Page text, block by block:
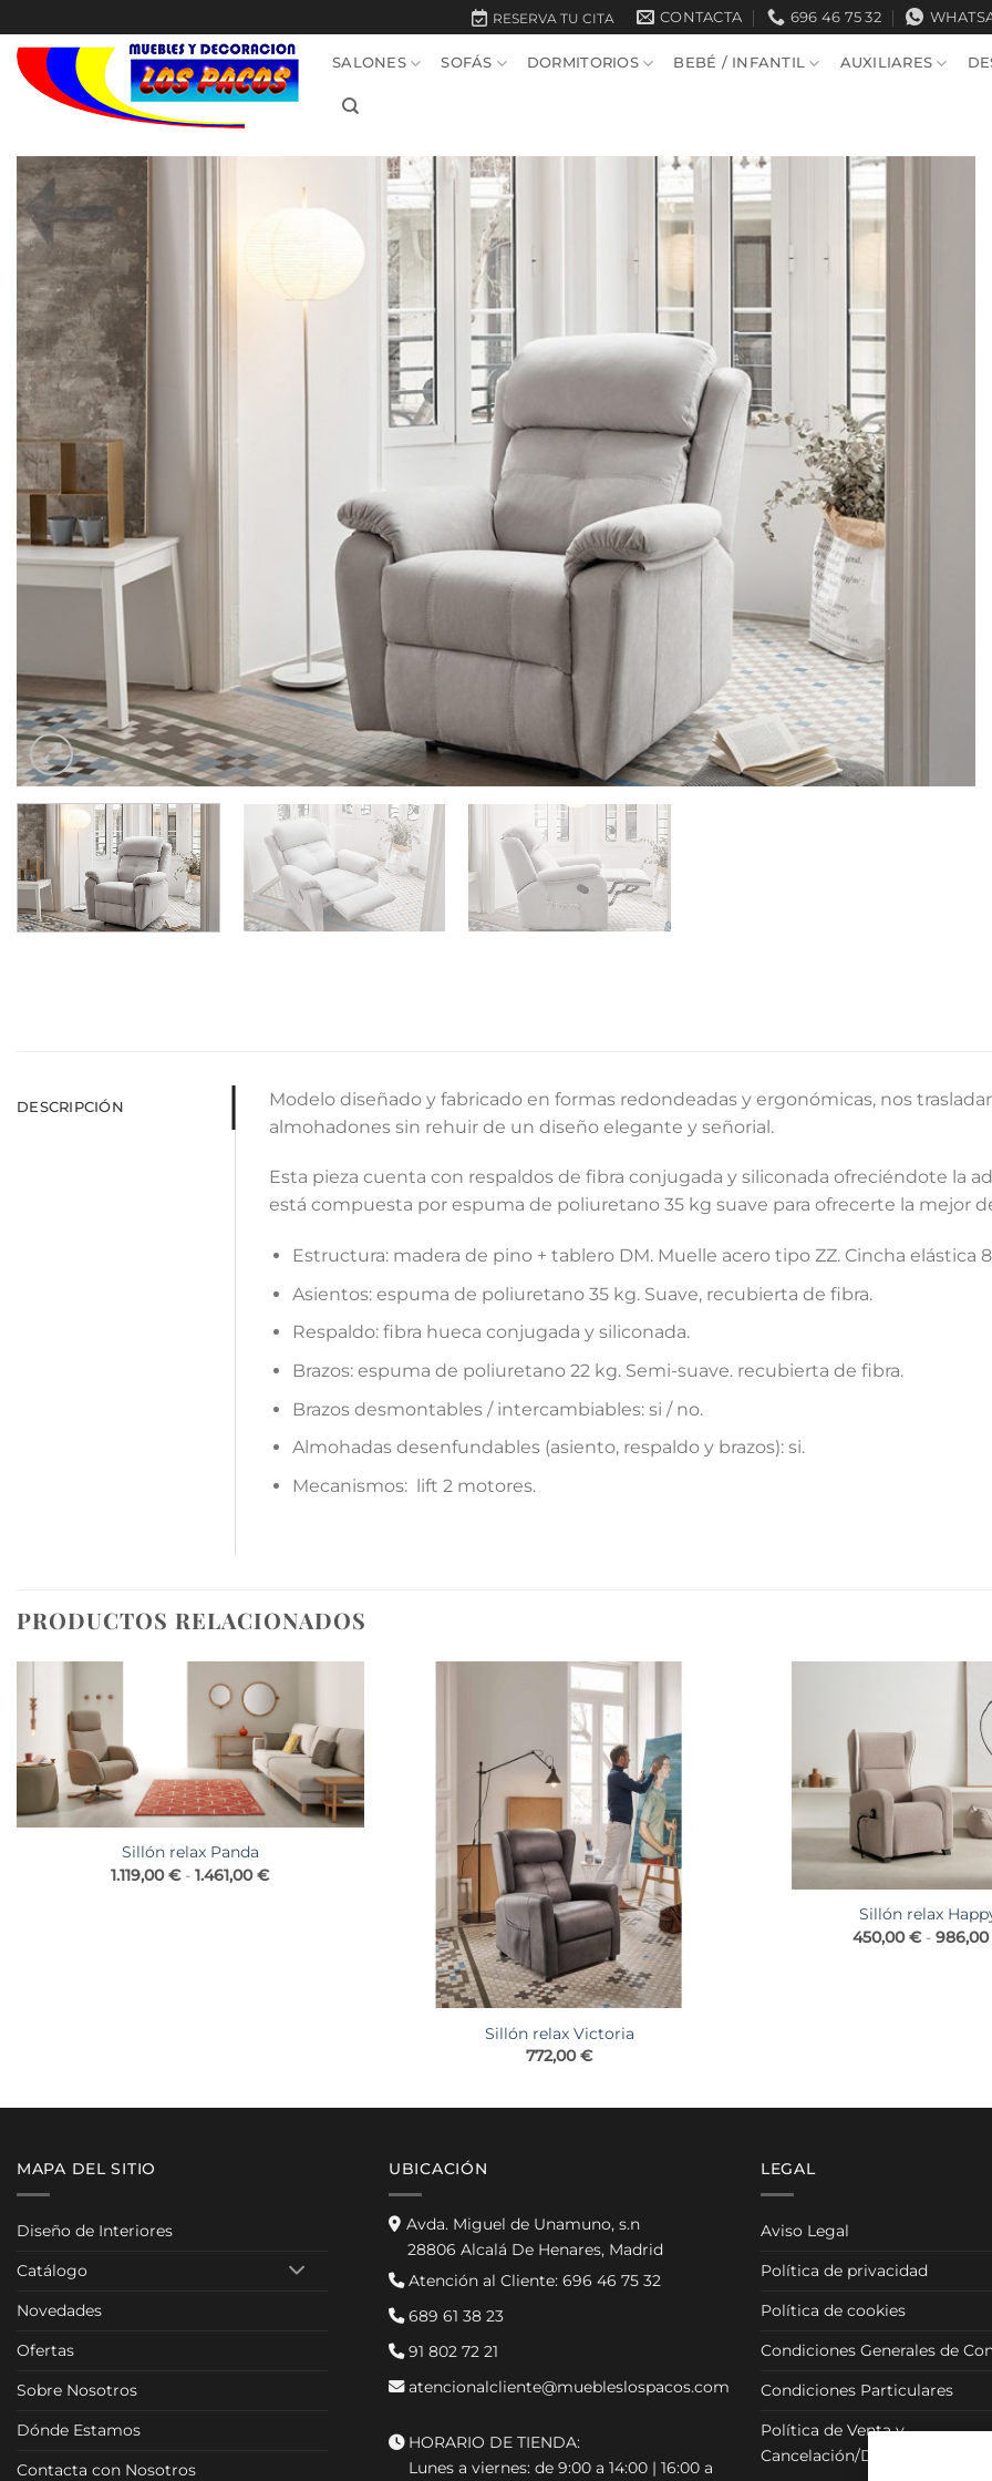
al
contenido
RESERVA TU CITA CONTACTA 696 46 75 32
SALONES SOFÁS DORMITORIOS BEBÉ / INFANTIL AUXILIARES
DESCRIPCIÓN
Modelo diseñado y fabricado en formas redondeadas y ergonómicas, nos
almohadones sin rehuir de un diseño elegante y señorial.
Esta pieza cuenta con respaldos de fibra conjugada y siliconada ofreciéndote la
está compuesta por espuma de poliuretano 35 kg suave para ofrecerte la mejor
Estructura: madera de pino + tablero DM. Muelle acero tipo ZZ. Cincha elástica
Asientos: espuma de poliuretano 35 kg. Suave, recubierta de fibra.
Respaldo: fibra hueca conjugada y siliconada.
Brazos: espuma de poliuretano 22 kg. Semi-suave. recubierta de fibra.
Brazos desmontables / intercambiables: si / no.
Almohadas desenfundables (asiento, respaldo y brazos): si.
Mecanismos: lift 2 motores.
PRODUCTOS RELACIONADOS
Sillón relax Panda
1.119,00€ - 1.461,00€Rango
Sillón relax Victoria
772,00€
Sillón relax
450,00€ - 986,00
MAPA DEL SITIO
Diseño de Interiores
Catálogo
Novedades
Ofertas
Sobre Nosotros
Dónde Estamos
Contacta con Nosotros
UBICACIÓN
Avda. Miguel de Unamuno, s.n
28806 Alcalá De Henares, Madrid
Atención al Cliente: 696 46 75 32
689 61 38 23
91 802 72 21
atencionalcliente@muebleslospacos.com
HORARIO DE TIENDA:
Lunes a viernes: de 9:00 a 14:00 | 16:00 a
LEGAL
Aviso Legal
Política de privacidad
Política de cookies
Condiciones Generales de
Condiciones Particulares
Política de Venta y
Cancelación/Devolución